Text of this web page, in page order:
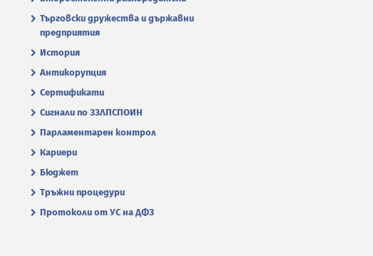
Търговски дружества и държавни
предприятия
История
Антикорупция
Сертификати
Сигнали по ЗЗЛПСПОИН
Парламентарен контрол
Кариери
Бюджет
Тръжни процедури
Протоколи от УС на ДФЗ